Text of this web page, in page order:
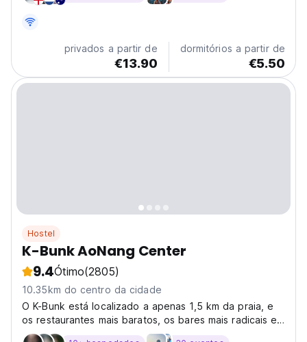
privados a partir de
€13.90
dormitórios a partir de
€5.50
Hostel
K-Bunk AoNang Center
9.4Ótimo(2805)
10.35km do centro da cidade
O K-Bunk está localizado a apenas 1,5 km da praia, e
os restaurantes mais baratos, os bares mais radicais e
as melhores ofertas de compras da cidade nos